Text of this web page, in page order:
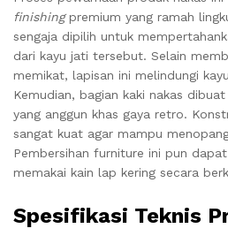
finishingpremium yang ramah
sengaja dipilih untuk
dari kayu jati tersebut. Selain
memikat, lapisan ini melindungi
Kemudian, bagian kaki nakas
yang anggun khas gaya retro.
sangat kuat agar mampu
Pembersihan furniture ini pun
memakai kain lap kering secara
Spesifikasi Teknis